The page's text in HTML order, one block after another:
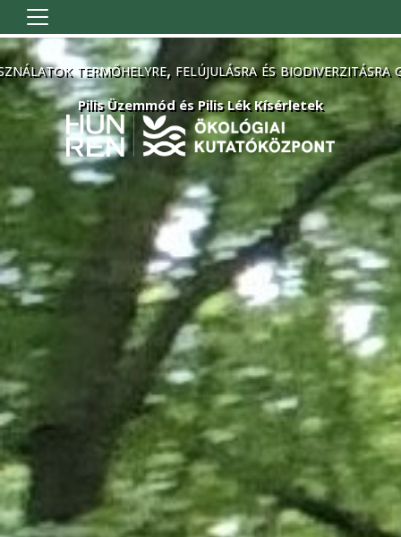
Ugrás a tartalomra
termőhelyre, felújulásra és
Pilis Üzemmód és Pilis Lék Kísérletek